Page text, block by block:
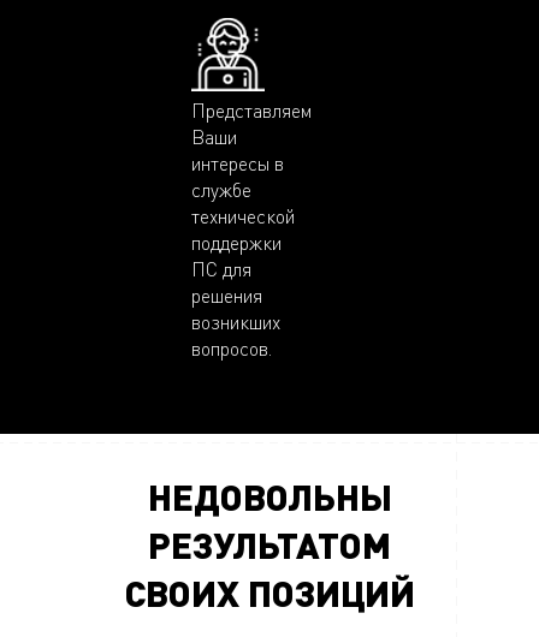
Представляем
Ваши
интересы в
службе
технической
поддержки
ПС для
решения
возникших
вопросов.
НЕДОВОЛЬНЫ
РЕЗУЛЬТАТОМ
СВОИХ ПОЗИЦИЙ